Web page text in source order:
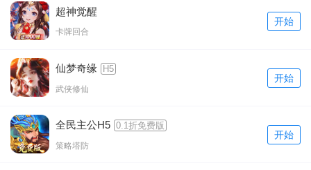
超神觉醒
卡牌回合
开始
仙梦奇缘 H5
武侠修仙
开始
全民主公H5 0.1折免费版
策略塔防
开始